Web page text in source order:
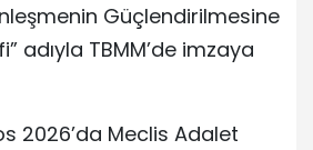
Güçlendirilmesine
adıyla TBMM’de imzaya
2026’da Meclis Adalet